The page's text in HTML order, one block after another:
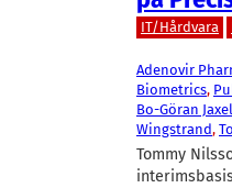
IT/Hårdvara
Adenovir
Biometrics,
Bo-Göran
Wingstrand,
Tommy